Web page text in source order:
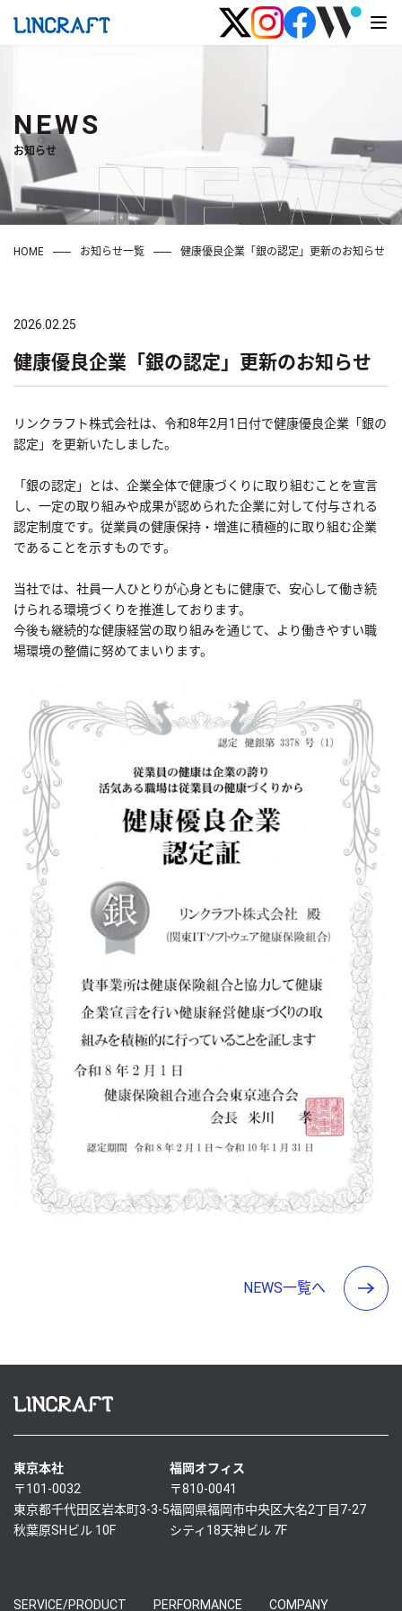
NEWS
お知らせ
HOME お知らせ一覧 健康優良企業「銀の認定」更新のお知らせ
2026.02.25
健康優良企業「銀の認定」更新のお知らせ
リンクラフト株式会社は、令和8年2月1日付で健康優良企業「銀の
認定」を更新いたしました。
「銀の認定」とは、企業全体で健康づくりに取り組むことを宣言
し、一定の取り組みや成果が認められた企業に対して付与される
認定制度です。従業員の健康保持・増進に積極的に取り組む企業
であることを示すものです。
当社では、社員一人ひとりが心身ともに健康で、安心して働き続
けられる環境づくりを推進しております。
今後も継続的な健康経営の取り組みを通じて、より働きやすい職
場環境の整備に努めてまいります。
NEWS一覧へ
東京本社
〒101-0032
東京都千代田区岩本町3-3-5
秋葉原SHビル 10F
福岡オフィス
〒810-0041
福岡県福岡市中央区大名2丁目7-27
シティ18天神ビル 7F
SERVICE/PRODUCT PERFORMANCE COMPANY